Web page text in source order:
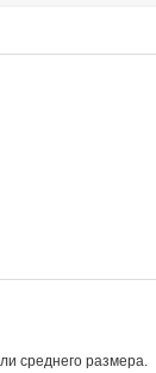
среднего размера.